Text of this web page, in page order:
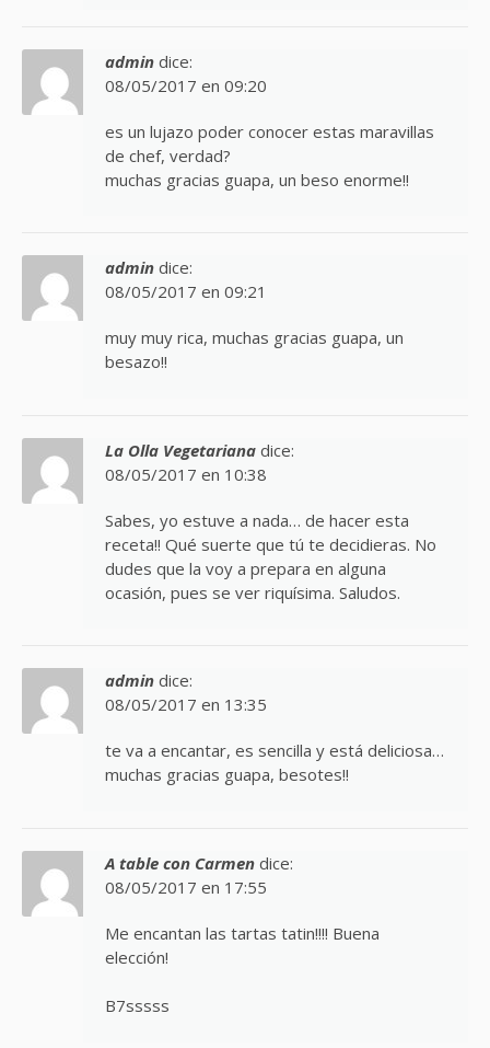
admin dice:
08/05/2017 en 09:20
es un lujazo poder conocer estas maravillas
de chef, verdad?
muchas gracias guapa, un beso enorme!!
admin dice:
08/05/2017 en 09:21
muy muy rica, muchas gracias guapa, un
besazo!!
La Olla Vegetariana dice:
08/05/2017 en 10:38
Sabes, yo estuve a nada… de hacer esta
receta!! Qué suerte que tú te decidieras. No
dudes que la voy a prepara en alguna
ocasión, pues se ver riquísima. Saludos.
admin dice:
08/05/2017 en 13:35
te va a encantar, es sencilla y está deliciosa…
muchas gracias guapa, besotes!!
A table con Carmen dice:
08/05/2017 en 17:55
Me encantan las tartas tatin!!!! Buena
elección!
B7sssss